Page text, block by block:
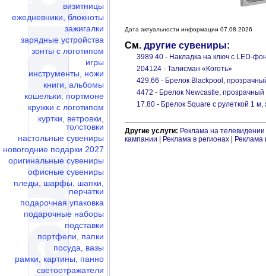
визитницы
ежедневники, блокноты
зажигалки
зарядные устройства
зонты с логотипом
игры
инструменты, ножи
книги, альбомы
кошельки, портмоне
кружки с логотипом
куртки, ветровки,
толстовки
настольные сувениры
новогодние подарки 2027
оригинальные сувениры
офисные сувениры
пледы, шарфы, шапки,
перчатки
подарочная упаковка
подарочные наборы
подставки
портфели, папки
посуда, вазы
рамки, картины, панно
светоотражатели
Дата актуальности информации 07.08.2026
См. другие сувениры:
3989.40 - Накладка на ключ с LED-
204124 - Талисман «Коготь»
429.66 - Брелок Blackpool,
4472 - Брелок Newcastle, прозрачный
17.80 - Брелок Square с рулеткой 1
Другие услуги: Реклама на телевидении
кампании
Реклама в регионах Реклама